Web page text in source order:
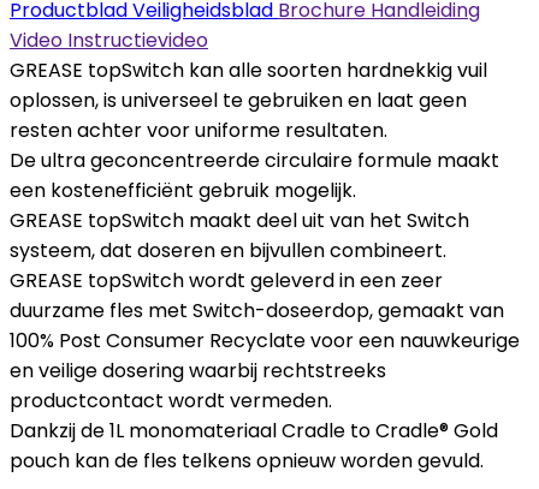
ProductbladVeiligheidsblad Brochure Handleiding
Video Instructievideo
GREASE topSwitch kan alle soorten hardnekkig vuil
oplossen, is universeel te gebruiken en laat geen
resten achter voor uniforme resultaten.
De ultra geconcentreerde circulaire formule maakt
een kostenefficiënt gebruik mogelijk.
GREASE topSwitch maakt deel uit van het Switch
systeem, dat doseren en bijvullen combineert.
GREASE topSwitch wordt geleverd in een zeer
duurzame fles met Switch-doseerdop, gemaakt van
100% Post Consumer Recyclate voor een nauwkeurige
en veilige dosering waarbij rechtstreeks
productcontact wordt vermeden.
Dankzij de 1L monomateriaal Cradle to Cradle® Gold
pouch kan de fles telkens opnieuw worden gevuld.